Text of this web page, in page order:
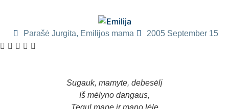
Parašė Jurgita, Emilijos mama 2005 September 15
Sugauk, mamyte, debesėlį
Iš mėlyno dangaus,
Tegul mane ir mano lėlę